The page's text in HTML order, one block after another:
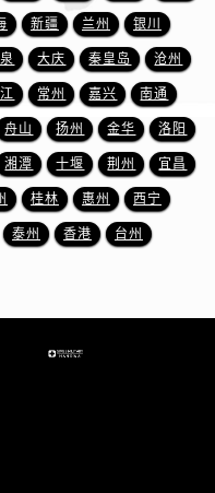
浙江省嘉兴市南湖区广益路705号嘉兴世界贸易中心A座13层1304室爱彼售后服务中心（需提前预约）
浙江省金华市金东区东市南街777号金华万达广场4号楼22楼2209室爱彼售后服务中心（需提前预约）
浙江省丽水市莲都区解放街爱彼售后服务中心（需提前预约）
浙江省宁波市江北区大闸南路500号来福士广场办公楼20层2009室爱彼售后服务中心（需提前预约）
浙江省衢州市柯城区上街爱彼售后服务中心（需提前预约）
浙江省绍兴市越城区胜利东路379号世茂天际中心写字楼8层805室爱彼售后服务中心（需提前预约）
浙江省舟山市定海区解放东路爱彼售后服务中心（需提前预约）
澳门特别行政区花王堂区大三巴商圈爱彼售后服务中心（需提前预约）
新疆 兰州 银川
大庆 秦皇岛 沧州
常州 嘉兴 南通
舟山 扬州 金华 洛阳
湘潭 十堰 荆州 宜昌
桂林 惠州 西宁
泰州 香港 台州